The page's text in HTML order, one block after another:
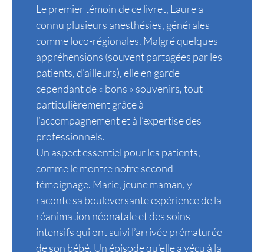
Le premier témoin de ce livret, Laure a
connu plusieurs anesthésies, générales
comme loco-régionales. Malgré quelques
appréhensions (souvent partagées par les
patients, d’ailleurs), elle en garde
cependant de « bons » souvenirs, tout
particulièrement grâce à
l’accompagnement et à l’expertise des
professionnels.
Un aspect essentiel pour les patients,
comme le montre notre second
témoignage. Marie, jeune maman, y
raconte sa bouleversante expérience de la
réanimation néonatale et des soins
intensifs qui ont suivi l’arrivée prématurée
de son bébé. Un épisode qu’elle a vécu à la